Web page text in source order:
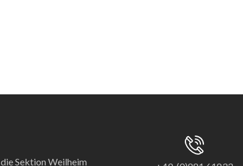
Sektion Weilheim